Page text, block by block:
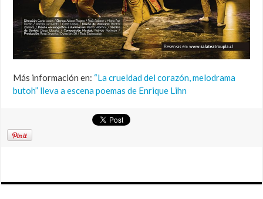
Más información en: “La crueldad del corazón, melodrama
butoh” lleva a escena poemas de Enrique Lihn